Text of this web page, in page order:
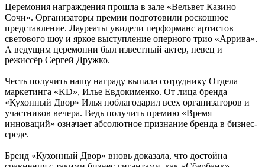
Церемония награждения прошла в зале «Вельвет Казино
Сочи». Организаторы премии подготовили роскошное
представление. Лауреаты увидели перформанс артистов
светового шоу и яркое выступление оперного трио «Аррива».
А ведущим церемонии был известный актер, певец и
режиссёр Сергей Дружко.
Честь получить нашу награду выпала сотруднику Отдела
маркетинга «KD», Илье Евдокименко. От лица бренда
«Кухонный Двор» Илья поблагодарил всех организаторов и
участников вечера. Ведь получить премию «Время
инноваций» означает абсолютное признание бренда в бизнес-
среде.
Бренд «Кухонный Двор» вновь доказала, что достойна